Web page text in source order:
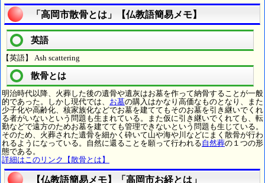
「高岡市散骨とは」【仏教語簡易メモ】
英語
【英語】 Ash scattering
散骨とは
明治時代以降、火葬した後の遺骨や遺灰はお墓を作って納骨することが一般
的であった。しかし現代では、 お墓の購入はかなり高価なものとなり、また
少子化や高齢化、核家族化などでお墓を建ててもそのお墓を引き継いでくれ
る者がいないという問題も生まれている。また仮に引き継いでくれても、転
勤などで遠方のためお墓を建てても管理できないという問題も生じている。
そのため、火葬された遺骨を細かく砕いて山や海や川などにまく散骨が行わ
れるようになっている。自然に還ることを願って行われる自然葬の１つの形
態である。
詳細はこのリンク【散骨とは】
【仏教語簡易メモ】「高岡市お経とは」